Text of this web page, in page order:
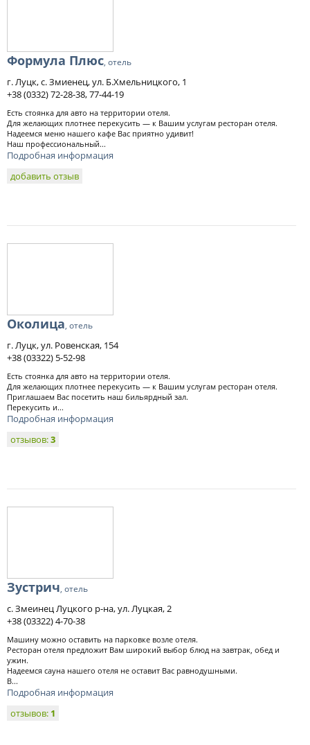
Формула Плюс, отель
г. Луцк, с. Змиенец, ул. Б.Хмельницкого, 1
+38 (0332) 72-28-38, 77-44-19
Есть стоянка для авто на территории отеля.
Для желающих плотнее перекусить — к Вашим услугам ресторан отеля.
Надеемся меню нашего кафе Вас приятно удивит!
Наш профессиональный...
Подробная информация
добавить отзыв
Околица, отель
г. Луцк, ул. Ровенская, 154
+38 (03322) 5-52-98
Есть стоянка для авто на территории отеля.
Для желающих плотнее перекусить — к Вашим услугам ресторан отеля.
Приглашаем Вас посетить наш бильярдный зал.
Перекусить и...
Подробная информация
отзывов:3
Зустрич, отель
с. Змеинец Луцкого р-на, ул. Луцкая, 2
+38 (03322) 4-70-38
Машину можно оставить на парковке возле отеля.
Ресторан отеля предложит Вам широкий выбор блюд на завтрак, обед и
ужин.
Надеемся сауна нашего отеля не оставит Вас равнодушными.
В...
Подробная информация
отзывов: 1